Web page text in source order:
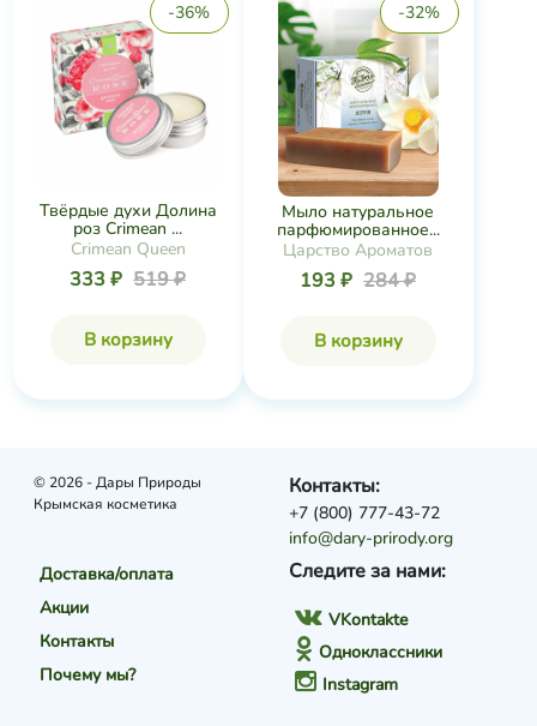
-36%
Твёрдые духи Долина
роз Crimean ...
Crimean Queen
333 ₽ 519 ₽
В корзину
-32%
Мыло натуральное
парфюмированное...
Царство Ароматов
193 ₽ 284 ₽
В корзину
© 2026 - Дары Природы
Крымская косметика
Доставка/оплата
Акции
Контакты
Почему мы?
Следите за нами:
VKontakte
Одноклассники
Instagram
Контакты:
+7 (800) 777-43-72
info@dary-prirody.org